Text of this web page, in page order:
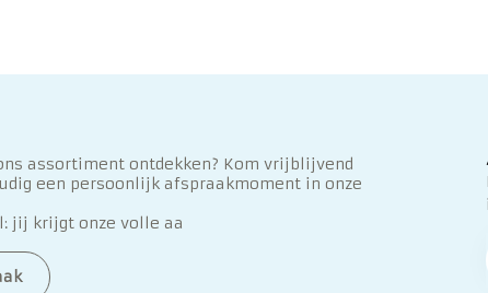
assortiment ontdekken? Kom vrijblijvend
een persoonlijk afspraakmoment in onze
jij krijgt onze volle aa